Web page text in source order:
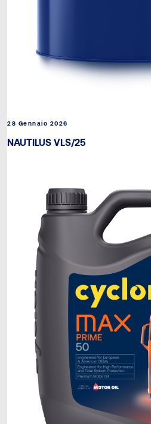
28 Gennaio 2026
NAUTILUS VLS/25